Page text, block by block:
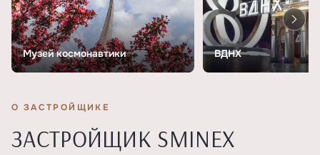
Музей космонавтики ВДНХ
О ЗАСТРОЙЩИКЕ
ЗАСТРОЙЩИК SMINEX